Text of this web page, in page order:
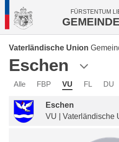
FÜRSTENTUM
Vaterländische Union
Eschen
Alle FBP VU FL DU
Eschen
VU | Vaterländische